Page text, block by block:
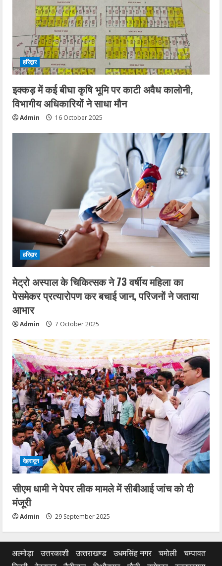
हरिद्वार
इक्कड़ में कई बीघा कृषि भूमि पर काटी अवैध कालोनी,
विभागीय अधिकारियों ने साधा मौन
Admin 16 October 2025
हरिद्वार
मेट्रो अस्पाल के चिकित्सक ने 73 वर्षीय महिला का
पेसमेकर प्रत्यारोपण कर बचाई जान, परिजनों ने जताया
आभार
Admin 7 October 2025
देहरादून
सीएम धामी ने पेपर लीक मामले में सीबीआई जांच को दी
मंजूरी
Admin 29 September 2025
अल्मोड़ा उत्तरकाशी उत्‍तराखण्‍ड उधमसिंह नगर चमोली
चम्पावत